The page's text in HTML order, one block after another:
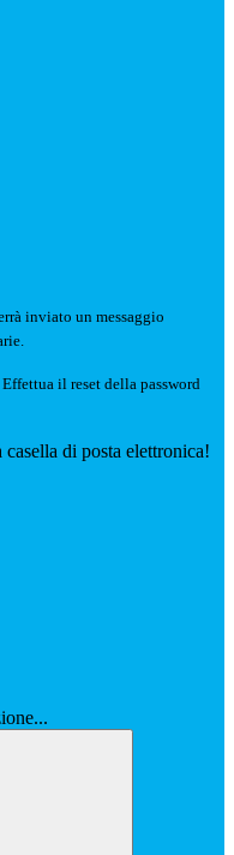
inviato un messaggio
il reset della password
di posta elettronica!